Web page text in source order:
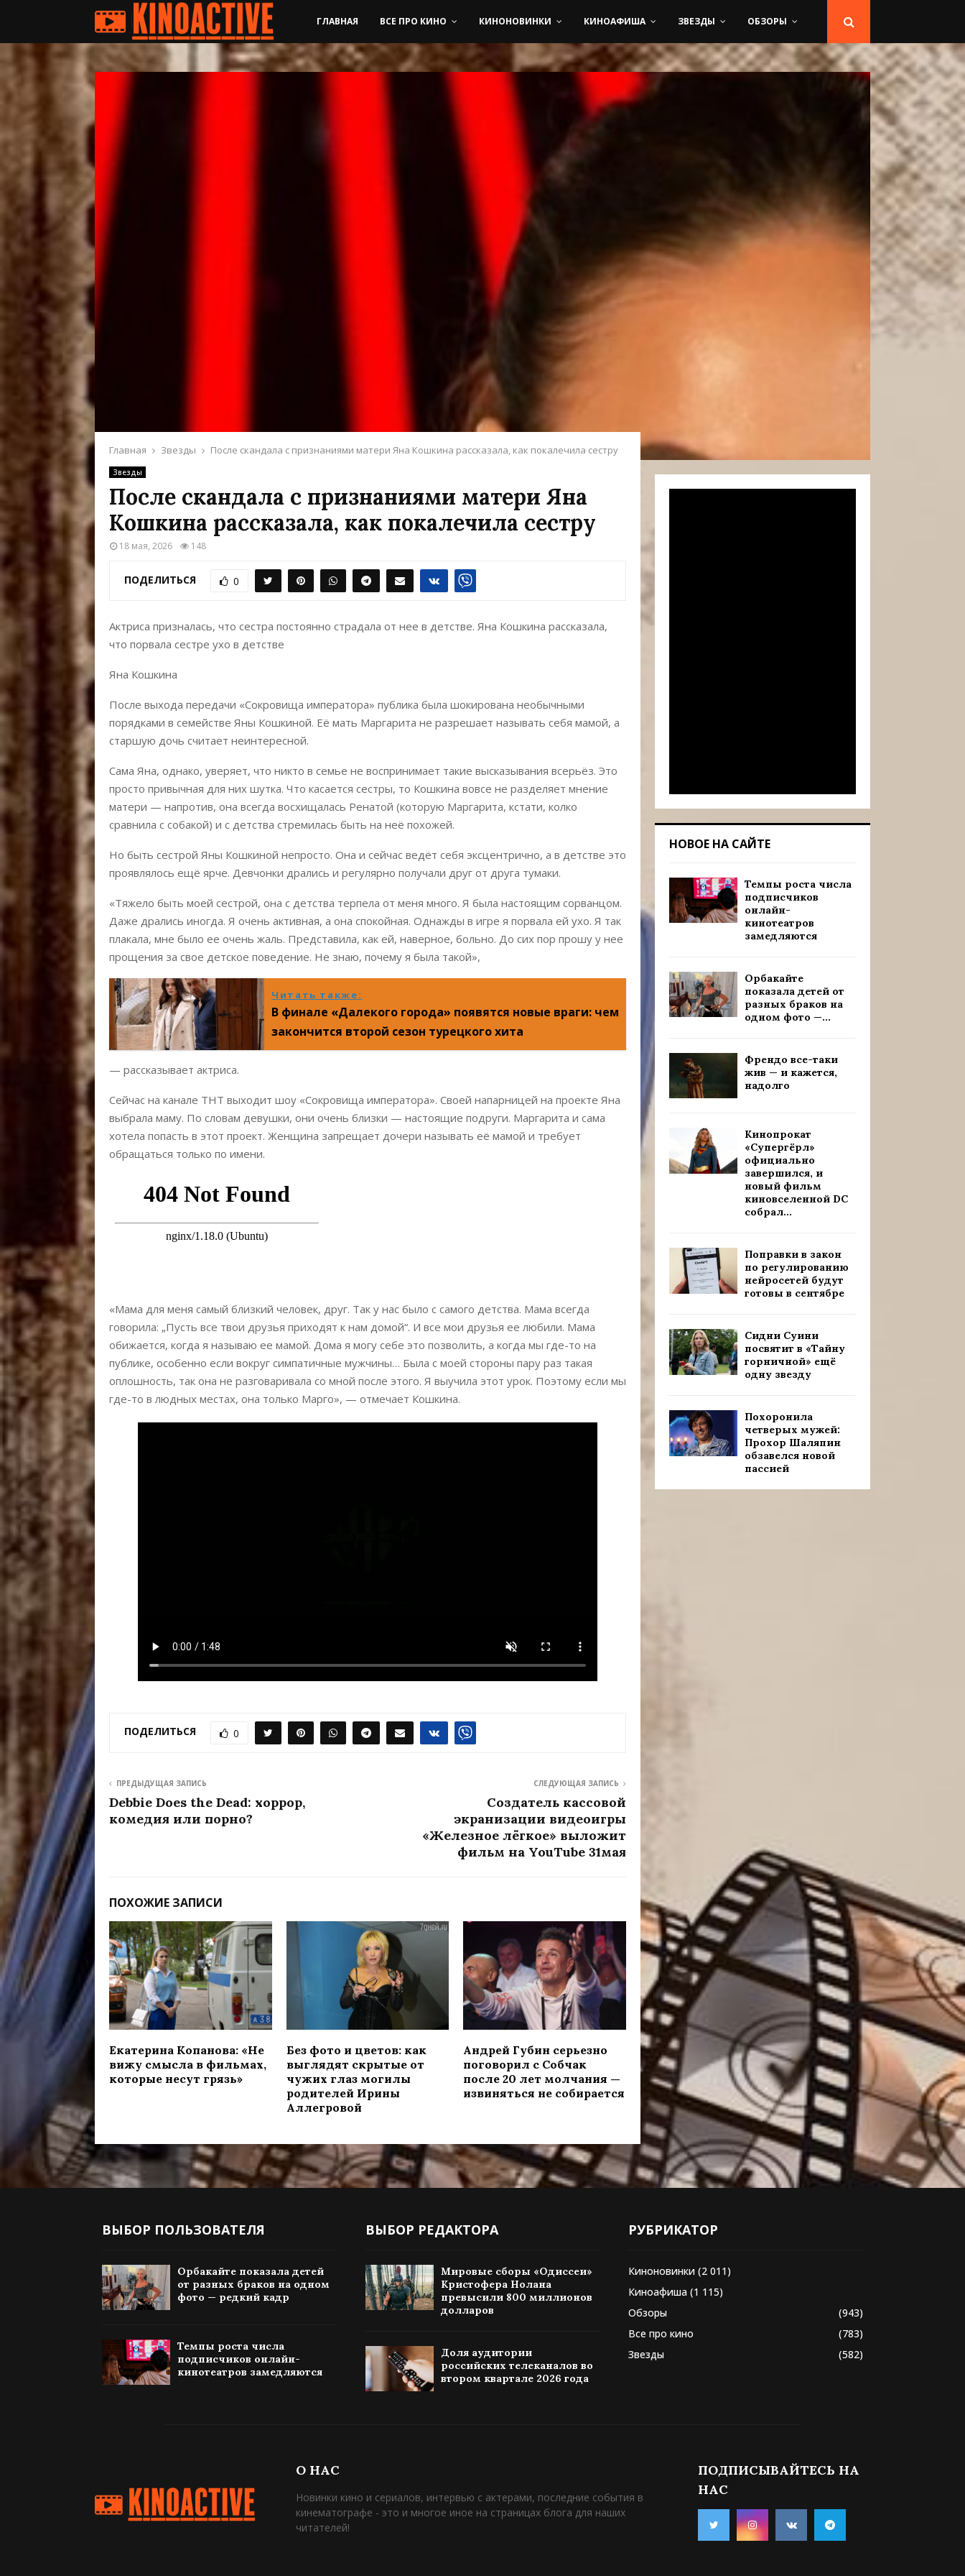
ГЛАВНАЯ ВСЕ ПРО КИНО КИНОНОВИНКИ КИНОАФИША ЗВЕЗДЫ ОБЗОРЫ
Главная Звезды После скандала с признаниями матери Яна Кошкина рассказала, как покалечила сестру
Звезды
После скандала с признаниями матери Яна
Кошкина рассказала, как покалечила сестру
18 мая, 2026 148
ПОДЕЛИТЬСЯ 0
Актриса призналась, что сестра постоянно страдала от нее в детстве. Яна Кошкина рассказала,
что порвала сестре ухо в детстве
Яна Кошкина
После выхода передачи «Сокровища императора» публика была шокирована необычными
порядками в семействе Яны Кошкиной. Её мать Маргарита не разрешает называть себя мамой, а
старшую дочь считает неинтересной.
Сама Яна, однако, уверяет, что никто в семье не воспринимает такие высказывания всерьёз. Это
просто привычная для них шутка. Что касается сестры, то Кошкина вовсе не разделяет мнение
матери — напротив, она всегда восхищалась Ренатой (которую Маргарита, кстати, колко
сравнила с собакой) и с детства стремилась быть на неё похожей.
Но быть сестрой Яны Кошкиной непросто. Она и сейчас ведёт себя эксцентрично, а в детстве это
проявлялось ещё ярче. Девчонки дрались и регулярно получали друг от друга тумаки.
«Тяжело быть моей сестрой, она с детства терпела от меня много. Я была настоящим сорванцом.
Даже дрались иногда. Я очень активная, а она спокойная. Однажды в игре я порвала ей ухо. Я так
плакала, мне было ее очень жаль. Представила, как ей, наверное, больно. До сих пор прошу у нее
прощения за свое детское поведение. Не знаю, почему я была такой»,
Читать также:
В финале «Далекого города» появятся новые враги: чем
закончится второй сезон турецкого хита
— рассказывает актриса.
Сейчас на канале ТНТ выходит шоу «Сокровища императора». Своей напарницей на проекте Яна
выбрала маму. По словам девушки, они очень близки — настоящие подруги. Маргарита и сама
хотела попасть в этот проект. Женщина запрещает дочери называть её мамой и требует
обращаться только по имени.
«Мама для меня самый близкий человек, друг. Так у нас было с самого детства. Мама всегда
говорила: „Пусть все твои друзья приходят к нам домой“. И все мои друзья ее любили. Мама
обижается, когда я называю ее мамой. Дома я могу себе это позволить, а когда мы где-то на
публике, особенно если вокруг симпатичные мужчины… Была с моей стороны пару раз такая
оплошность, так она не разговаривала со мной после этого. Я выучила этот урок. Поэтому если мы
где-то в людных местах, она только Марго», — отмечает Кошкина.
ПОДЕЛИТЬСЯ 0
ПРЕДЫДУЩАЯ ЗАПИСЬ
Debbie Does the Dead: хоррор,
комедия или порно?
СЛЕДУЮЩАЯ ЗАПИСЬ
Создатель кассовой
экранизации видеоигры
«Железное лёгкое» выложит
фильм на YouTube 31мая
ПОХОЖИЕ ЗАПИСИ
Екатерина Копанова: «Не
вижу смысла в фильмах,
которые несут грязь»
Без фото и цветов: как
выглядят скрытые от
чужих глаз могилы
родителей Ирины
Аллегровой
Андрей Губин серьезно
поговорил с Собчак
после 20 лет молчания —
извиняться не собирается
НОВОЕ НА САЙТЕ
Темпы роста числа
подписчиков
онлайн-
кинотеатров
замедляются
Орбакайте
показала детей от
разных браков на
одном фото —...
Френдо все-таки
жив — и кажется,
надолго
Кинопрокат
«Супергёрл»
официально
завершился, и
новый фильм
киновселенной DC
собрал...
Поправки в закон
по регулированию
нейросетей будут
готовы в сентябре
Сидни Суини
посвятит в «Тайну
горничной» ещё
одну звезду
Похоронила
четверых мужей:
Прохор Шаляпин
обзавелся новой
пассией
ВЫБОР ПОЛЬЗОВАТЕЛЯ
Орбакайте показала детей
от разных браков на одном
фото — редкий кадр
Темпы роста числа
подписчиков онлайн-
кинотеатров замедляются
ВЫБОР РЕДАКТОРА
Мировые сборы «Одиссеи»
Кристофера Нолана
превысили 800 миллионов
долларов
Доля аудитории
российских телеканалов во
втором квартале 2026 года
РУБРИКАТОР
Киноновинки (2 011)
Киноафиша (1 115)
Обзоры
(943)
Все про кино
(783)
Звезды
(582)
О НАС
Новинки кино и сериалов, интервью с актерами, последние события в
кинематографе - это и многое иное на страницах блога для наших
читателей!
ПОДПИСЫВАЙТЕСЬ НА
НАС